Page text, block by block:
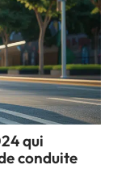
qui
conduite